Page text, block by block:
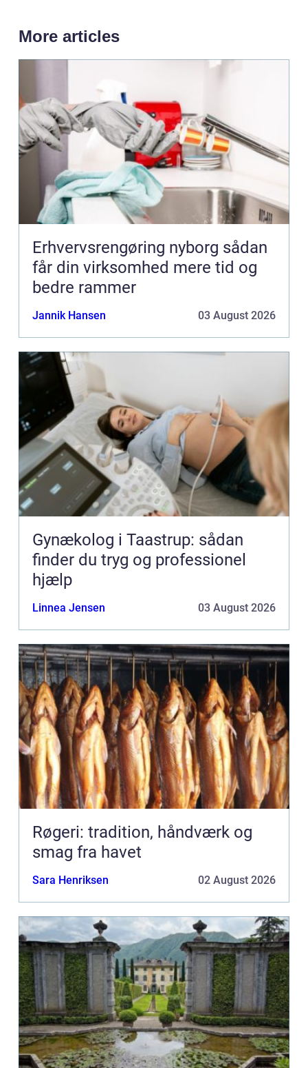
More articles
Erhvervsrengøring nyborg sådan
får din virksomhed mere tid og
bedre rammer
Jannik Hansen 03 August 2026
Gynækolog i Taastrup: sådan
finder du tryg og professionel
hjælp
Linnea Jensen 03 August 2026
Røgeri: tradition, håndværk og
smag fra havet
Sara Henriksen 02 August 2026